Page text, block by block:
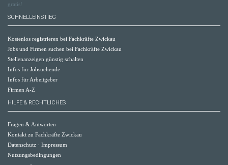
gratis!
SCHNELLEINSTIEG
Kostenlos registrieren bei Fachkräfte Zwickau
Jobs und Firmen suchen bei Fachkräfte Zwickau
Stellenanzeigen günstig schalten
Infos für Jobsuchende
Infos für Arbeitgeber
Firmen A-Z
HILFE & RECHTLICHES
Fragen & Antworten
Kontakt zu Fachkräfte Zwickau
Datenschutz · Impressum
Nutzungsbedingungen